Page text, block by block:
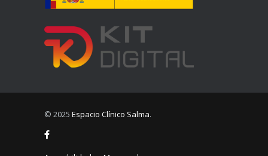
© 2025 Espacio Clínico Salma.